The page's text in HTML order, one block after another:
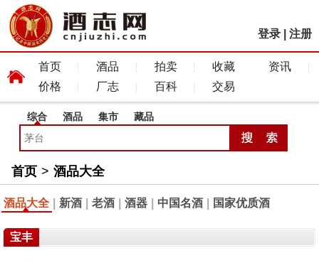
登录 注册
首页 酒品 拍卖 收藏
资讯
价格
厂志 百科 交易
综合 酒品 集市 藏品
首页 > 酒品大全
酒品大全 新酒 老酒 酒器 中国名酒 国家优质酒
宝丰